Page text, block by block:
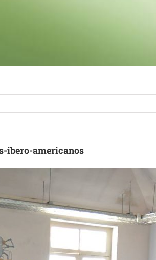
ibero-americanos